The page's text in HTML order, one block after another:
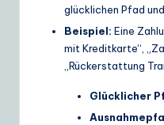
glücklichen Pfad
Beispiel: Eine
mit Kreditkarte“,
„Rückerstattung
Glücklicher